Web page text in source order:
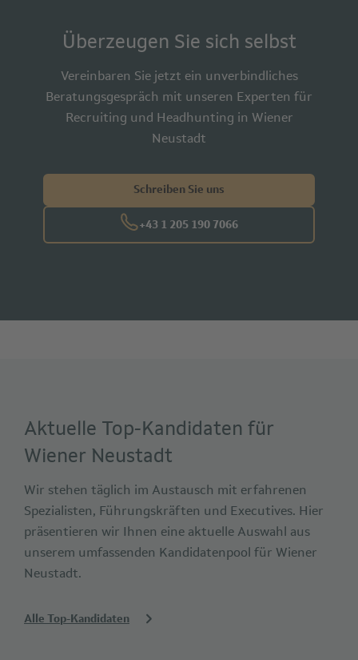
Überzeugen Sie sich selbst
Vereinbaren Sie jetzt ein unverbindliches
Beratungsgespräch mit unseren Experten für
Recruiting und Headhunting in Wiener
Neustadt
Schreiben Sie uns
+43 1 205 190 7066
Aktuelle Top-Kandidaten für
Wiener Neustadt
Wir stehen täglich im Austausch mit erfahrenen
Spezialisten, Führungskräften und Executives. Hier
präsentieren wir Ihnen eine aktuelle Auswahl aus
unserem umfassenden Kandidatenpool für Wiener
Neustadt.
Alle Top-Kandidaten